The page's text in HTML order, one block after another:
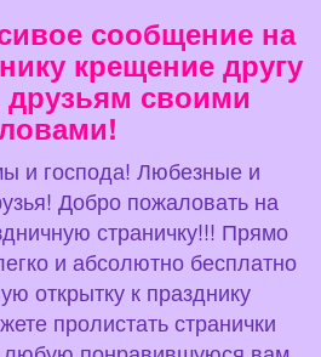
сообщение на
крещение другу
друзьям своими
и господа! Любезные и
Добро пожаловать на
страничку!!! Прямо
и абсолютно бесплатно
открытку к празднику
пролистать странички